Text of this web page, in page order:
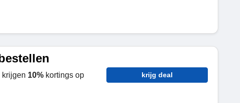
krijgen 10%kortings op
krijg deal